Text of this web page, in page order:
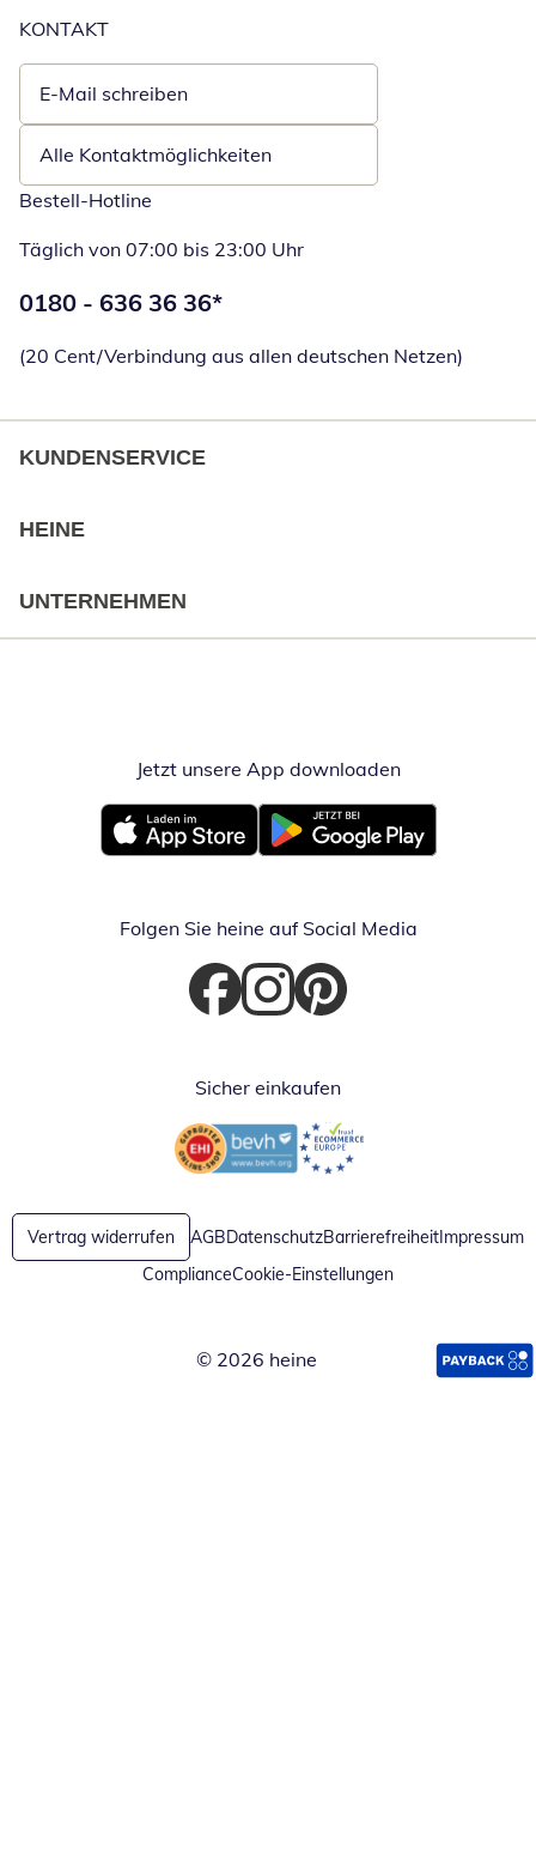
KONTAKT
E-Mail schreiben
Öffnet E-Mail-Client
Alle Kontaktmöglichkeiten
Bestell-Hotline
Täglich von 07:00 bis 23:00 Uhr
Telefonnummer:
0180 - 636 36 36*
(20 Cent/Verbindung aus allen deutschen Netzen)
KUNDENSERVICE
HEINE
UNTERNEHMEN
Jetzt unsere App downloadenÖffnet in
Öffnet in neuem FensterÖffnet in neuem Fenster
Folgen Sie heine auf Social Media
Öffnet in neuem Fenster
Öffnet in neuem Fenster
Öffnet in neuem Fenster
Sicher einkaufen
Öffnet in neuem FensterÖffnet in neuem Fenster
Vertrag widerrufen AGBDatenschutzBarrierefreiheitImpressum
ComplianceCookie-Einstellungen
© 2026 heine